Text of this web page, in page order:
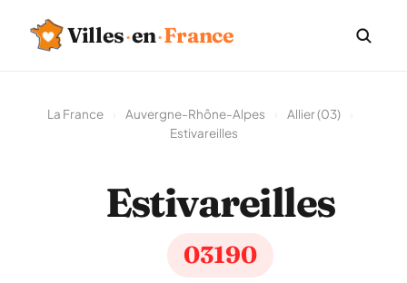
Villes·en·France
La France Auvergne-Rhône-Alpes Allier (03)
Estivareilles
Estivareilles
03190